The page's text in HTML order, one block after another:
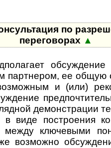
по
переговорах ▲
партнером, ее общую
и (или)
демонстрации
в виде построения
между ключевыми
возможно